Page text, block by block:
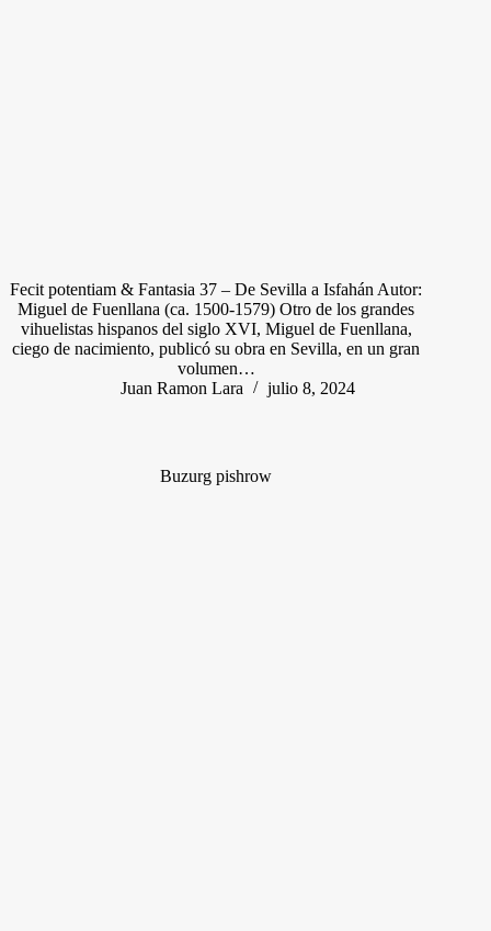
Fecit potentiam & Fantasia 37 – De Sevilla a Isfahán Autor:
Miguel de Fuenllana (ca. 1500-1579) Otro de los grandes
vihuelistas hispanos del siglo XVI, Miguel de Fuenllana,
ciego de nacimiento, publicó su obra en Sevilla, en un gran
volumen…
Juan Ramon Lara
julio 8, 2024
Buzurg pishrow